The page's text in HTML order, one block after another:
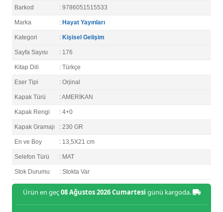
Barkod : 9786051515533
Marka : Hayat Yayınları
Kategori : Kişisel Gelişim
Sayfa Sayısı : 176
Kitap Dili : Türkçe
Eser Tipi : Orjinal
Kapak Türü : AMERİKAN
Kapak Rengi : 4+0
Kapak Gramajı : 230 GR
En ve Boy : 13,5X21 cm
Selefon Türü : MAT
Stok Durumu : Stokta Var
Ürün en geç08 Ağustos 2026 Cumartesi günü kargoda.